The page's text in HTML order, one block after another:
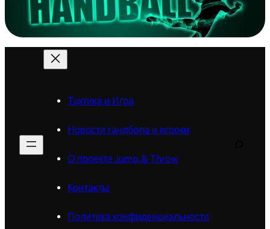
Тактика и Игра
Новости гандбола и игроки
О проекте Jump & Throw
Контакты
Политика конфиденциальности